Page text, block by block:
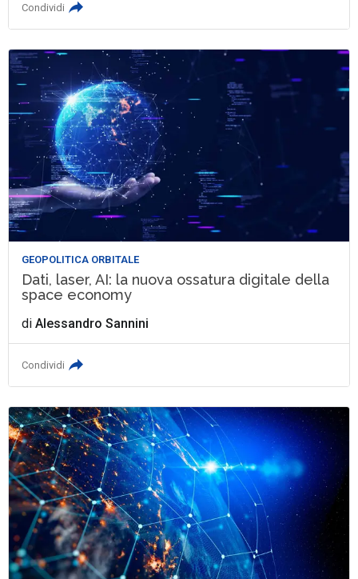
Condividi
GEOPOLITICA ORBITALE
Dati, laser, AI: la nuova ossatura digitale della
space economy
diAlessandro Sannini
Condividi